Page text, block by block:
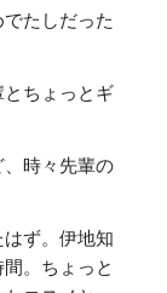
たしだった
ちょっとギ
時々先輩の
ず。伊地知
。ちょっと